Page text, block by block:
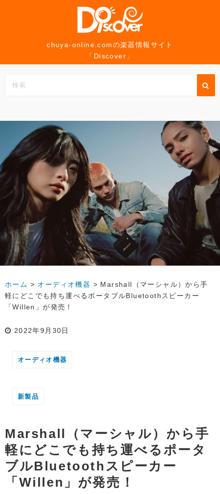
プ
chuya-online.comの楽器情報サイト
「Discover」
ホーム > オーディオ機器 > Marshall（マーシャル）から手
軽にどこでも持ち運べるポータブルBluetoothスピーカー
「Willen」が発売！
2022年9月30日
オーディオ機器
新製品
Marshall（マーシャル）から手
軽にどこでも持ち運べるポータ
ブルBluetoothスピーカー
「Willen」が発売！